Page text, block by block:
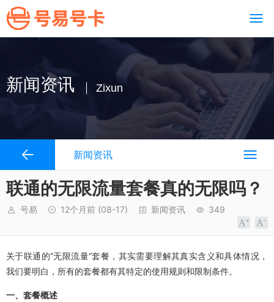
新闻资讯 Zixun
新闻资讯
联通的无限流量套餐真的无限吗？
号易 12个月前 (08-17) 新闻资讯 349
关于联通的“无限流量”套餐，其实需要理解其真实含义和具体情况，
我们要明白，所有的套餐都有其特定的使用规则和限制条件。
一、套餐概述